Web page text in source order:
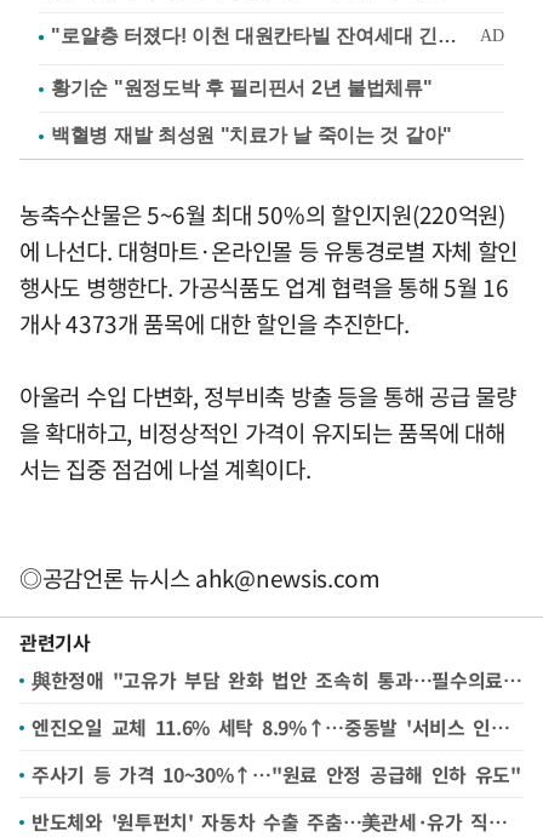
황기순 "원정도박 후 필리핀서 2년 불법체류"
백혈병 재발 최성원 "치료가 날 죽이는 것 같아"
농축수산물은 5~6월 최대 50%의 할인지원(220억원)
에 나선다. 대형마트·온라인몰 등 유통경로별 자체 할인
행사도 병행한다. 가공식품도 업계 협력을 통해 5월 16
개사 4373개 품목에 대한 할인을 추진한다.
아울러 수입 다변화, 정부비축 방출 등을 통해 공급 물량
을 확대하고, 비정상적인 가격이 유지되는 품목에 대해
서는 집중 점검에 나설 계획이다.
◎공감언론 뉴시스ahk@newsis.com
관련기사
與한정애 "고유가 부담 완화 법안 조속히 통과…필수의료 체계 개선"
엔진오일 교체 11.6% 세탁 8.9%↑…중동발 '서비스 인플레' 현실화
주사기 등 가격 10~30%↑…"원료 안정 공급해 인하 유도"
반도체와 '원투펀치' 자동차 수출 주춤…美관세·유가 직격탄